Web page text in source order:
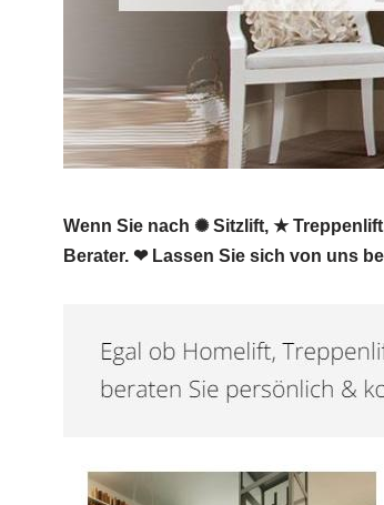
Wenn Sie nach ✺ Sitzlift, ★
Berater. ❤ Lassen Sie sich von uns